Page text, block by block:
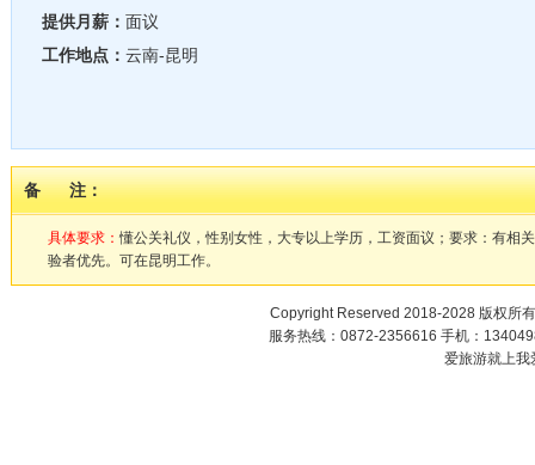
提供月薪： 面议
工作地点： 云南-昆明
备 注：
具体要求：懂公关礼仪，性别女性，大专以上学历，工资面议；要求：有相
验者优先。可在昆明工作。
Copyright Reserved 2018-2028 版权所
服务热线：0872-2356616 手机：
爱旅游就上我